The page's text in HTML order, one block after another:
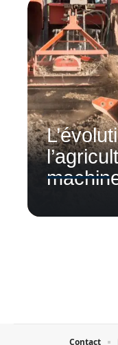
Contact